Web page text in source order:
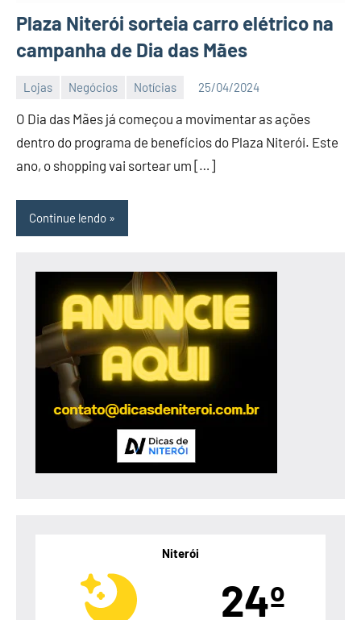
Plaza Niterói sorteia carro elétrico na
campanha de Dia das Mães
Lojas Negócios Notícias 25/04/2024
Editor
O Dia das Mães já começou a movimentar as ações
dentro do programa de benefícios do Plaza Niterói. Este
ano, o shopping vai sortear um […]
Continue lendo
Niterói
24º